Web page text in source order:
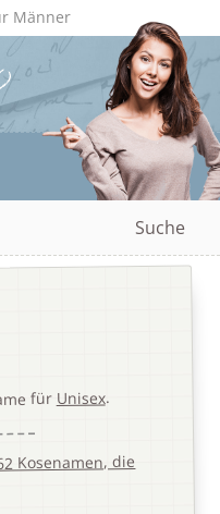
Männer
Suche
fürUnisex.
Kosenamen, die